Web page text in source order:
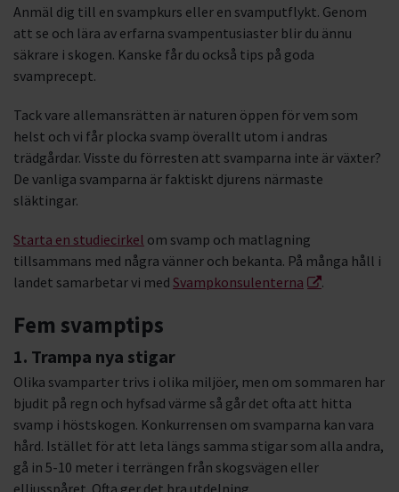
Anmäl dig till en svampkurs eller en svamputflykt. Genom
att se och lära av erfarna svampentusiaster blir du ännu
säkrare i skogen. Kanske får du också tips på goda
svamprecept.
Tack vare allemansrätten är naturen öppen för vem som
helst och vi får plocka svamp överallt utom i andras
trädgårdar. Visste du förresten att svamparna inte är växter?
De vanliga svamparna är faktiskt djurens närmaste
släktingar.
Starta en studiecirkel om svamp och matlagning
tillsammans med några vänner och bekanta. På många håll i
landet samarbetar vi med Svampkonsulenterna .
Fem svamptips
1. Trampa nya stigar
Olika svamparter trivs i olika miljöer, men om sommaren har
bjudit på regn och hyfsad värme så går det ofta att hitta
svamp i höstskogen. Konkurrensen om svamparna kan vara
hård. Istället för att leta längs samma stigar som alla andra,
gå in 5-10 meter i terrängen från skogsvägen eller
elljusspåret. Ofta ger det bra utdelning.